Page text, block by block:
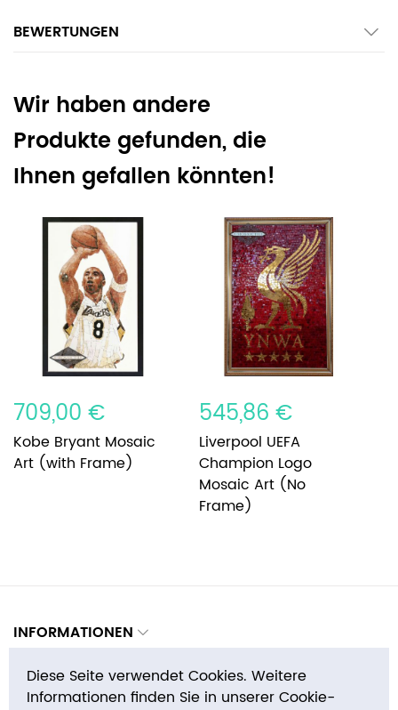
Diese Seite verwendet Cookies. Weitere
Informationen finden Sie in unserer Cookie-
BEWERTUNGEN
Wir haben andere
Produkte gefunden, die
Ihnen gefallen könnten!
709,00 €
Kobe Bryant Mosaic
Art (with Frame)
545,86 €
Liverpool UEFA
Champion Logo
Mosaic Art (No
Frame)
INFORMATIONEN
WARUM BEI UNS KAUFEN